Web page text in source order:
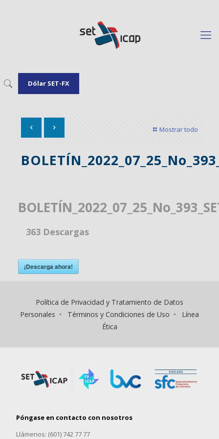
Dólar SET-FX
Mostrar todo
363Descargas
¡Descarga ahora!
Política de Privacidad y Tratamiento de Datos
Personales • Términos y Condiciones de Uso • Línea
Ética
Póngase en contacto con nosotros
Llámenos: (601) 742 77 77